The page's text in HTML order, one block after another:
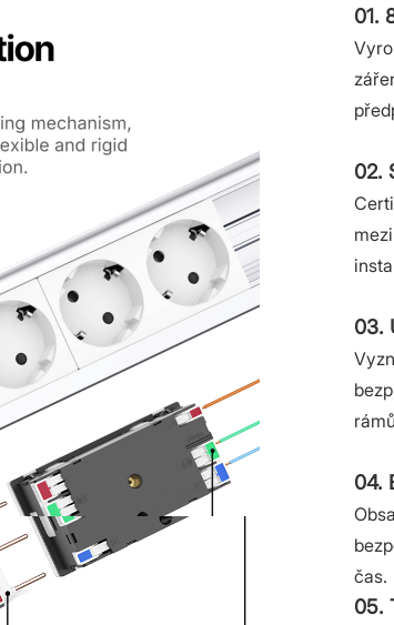
01.
02.
03.
04.
čas.
05.